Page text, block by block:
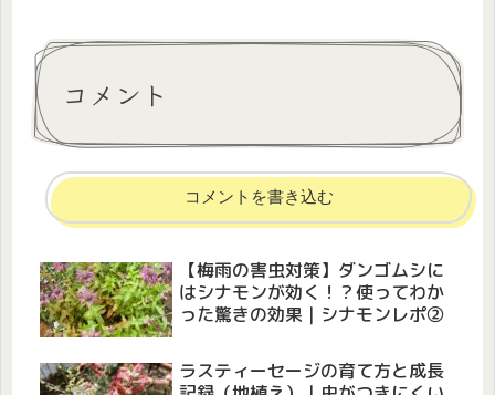
コメント
コメントを書き込む
【梅雨の害虫対策】ダンゴムシに
はシナモンが効く！？使ってわか
った驚きの効果｜シナモンレポ②
ラスティーセージの育て方と成長